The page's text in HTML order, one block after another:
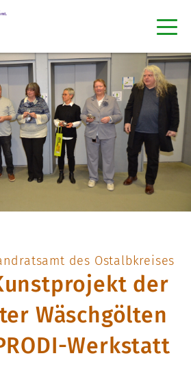
des Ostalbkreises
der
Wäschgölten
Werkstatt